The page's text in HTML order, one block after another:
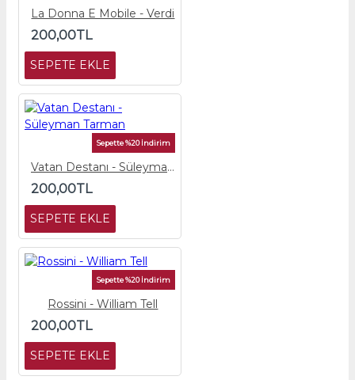
La Donna E Mobile - Verdi
200,00TL
SEPETE EKLE
Sepette %20 İndirim
Vatan Destanı - Süleyman Tarman
200,00TL
SEPETE EKLE
Sepette %20 İndirim
Rossini - William Tell
200,00TL
SEPETE EKLE